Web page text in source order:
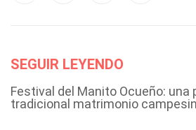
SEGUIR LEYENDO
Festival del Manito Ocueño: una
tradicional matrimonio